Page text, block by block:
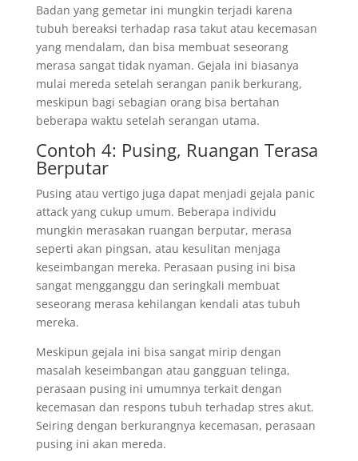
Badan yang gemetar ini mungkin terjadi karena
tubuh bereaksi terhadap rasa takut atau kecemasan
yang mendalam, dan bisa membuat seseorang
merasa sangat tidak nyaman. Gejala ini biasanya
mulai mereda setelah serangan panik berkurang,
meskipun bagi sebagian orang bisa bertahan
beberapa waktu setelah serangan utama.
Contoh 4: Pusing, Ruangan Terasa
Berputar
Pusing atau vertigo juga dapat menjadi gejala panic
attack yang cukup umum. Beberapa individu
mungkin merasakan ruangan berputar, merasa
seperti akan pingsan, atau kesulitan menjaga
keseimbangan mereka. Perasaan pusing ini bisa
sangat mengganggu dan seringkali membuat
seseorang merasa kehilangan kendali atas tubuh
mereka.
Meskipun gejala ini bisa sangat mirip dengan
masalah keseimbangan atau gangguan telinga,
perasaan pusing ini umumnya terkait dengan
kecemasan dan respons tubuh terhadap stres akut.
Seiring dengan berkurangnya kecemasan, perasaan
pusing ini akan mereda.